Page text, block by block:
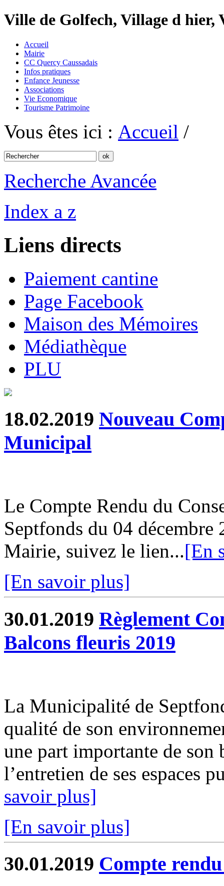
Ville de Golfech, Village d
Accueil
Mairie
CC Quercy Caussadais
Infos pratiques
Enfance Jeunesse
Associations
Vie Economique
Tourisme Patrimoine
Vous êtes ici : Accueil /
Recherche Avancée
Index a z
Liens directs
Paiement cantine
Page Facebook
Maison des Mémoires
Médiathèque
PLU
18.02.2019 Nouveau
Municipal
Le Compte Rendu du
Septfonds du 04
Mairie, suivez le lien...[En
[En savoir plus]
30.01.2019 Règlement
Balcons fleuris 2019
La Municipalité de
qualité de son
une part importante de son
l’entretien de ses espaces
savoir plus]
[En savoir plus]
30.01.2019 Compte